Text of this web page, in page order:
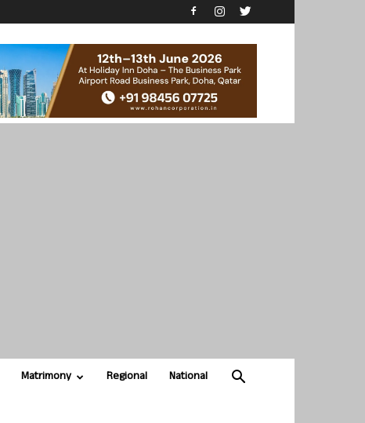
Matrimony Regional National